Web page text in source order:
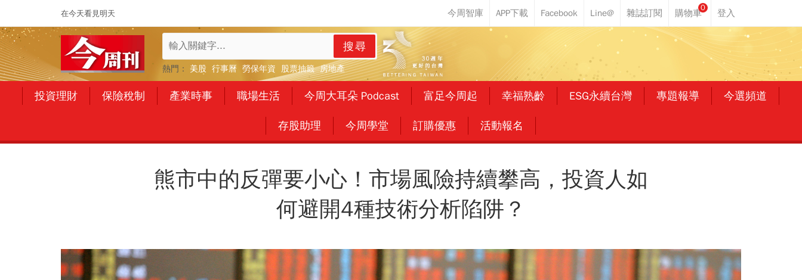
在今天看見明天
0
搜尋
熱門： 美股 行事曆 勞保年資 股票抽籤 房地產
投資理財 保險稅制 產業時事 職場生活 今周大耳朵 Podcast 富足今周起 幸福熟齡 ESG永續台灣 專題報導 今選頻道
存股助理 今周學堂 訂購優惠 活動報名
熊市中的反彈要小心！市場風險持續攀高，投資人如
何避開4種技術分析陷阱？